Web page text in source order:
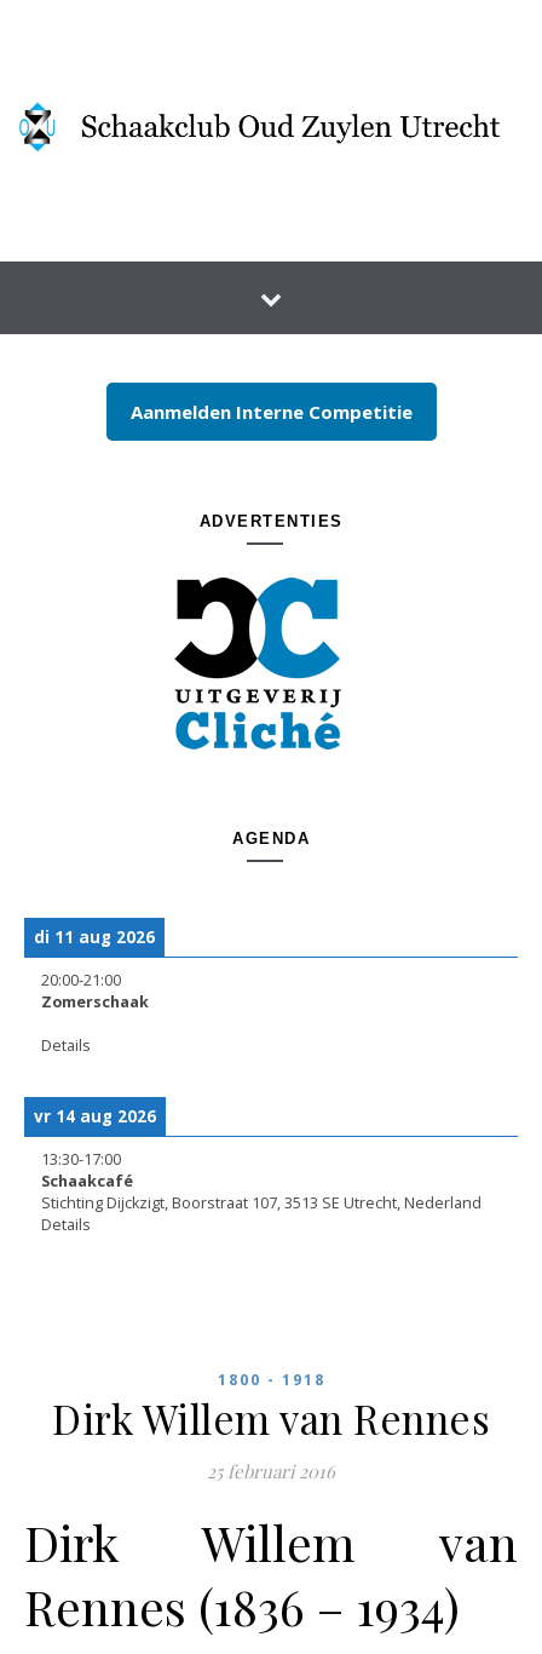
Aanmelden Interne Competitie
ADVERTENTIES
AGENDA
di 11 aug 2026
20:00-21:00
Zomerschaak
Details
vr 14 aug 2026
13:30-17:00
Schaakcafé
Stichting Dijckzigt, Boorstraat 107, 3513 SE Utrecht, Nederland
Details
1800 - 1918
Dirk Willem van Rennes
25 februari 2016
Dirk Willem van
Rennes (1836 – 1934)